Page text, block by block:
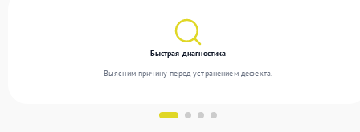
Быстрая диагностика
Выясним причину перед устранением дефекта.